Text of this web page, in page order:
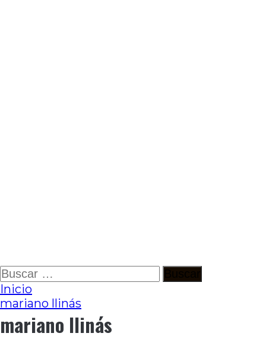
Ir
al
contenido
Buscar:
Inicio
mariano llinás
mariano llinás